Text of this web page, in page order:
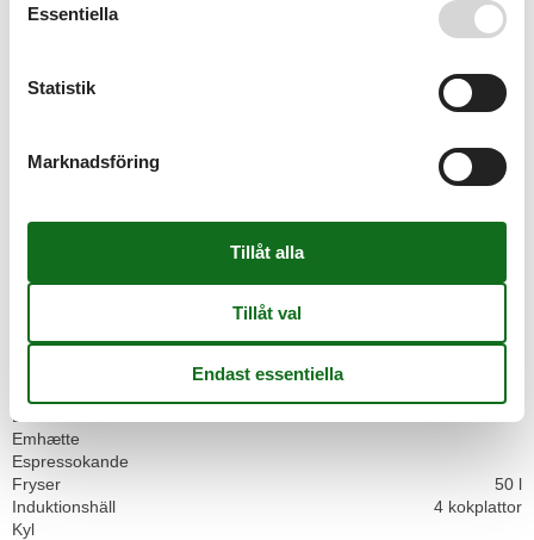
Internet (trådlöst)
Avstånd till shopping
150 m
20 m
Närmsta stad
11 km
Inomhus
Inomhus aktiv.
Kök
Diskmaskin
Emhætte
Espressokande
Fryser
50 l
Induktionshäll
4 kokplattor
Kyl
Essentiella
Statistik
Marknadsföring